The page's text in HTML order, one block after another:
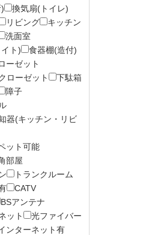
換気扇(トイレ)
リビング
キッチン
洗面室
ト)
食器棚(造付)
ーゼット
ローゼット
下駄箱
障子
器(キッチン・リビ
ット可能
部屋
トランクルーム
CATV
BSアンテナ
ット
光ファイバー
ンターネット有